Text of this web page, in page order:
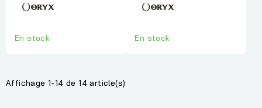
En stock En stock
Affichage 1-14 de 14 article(s)